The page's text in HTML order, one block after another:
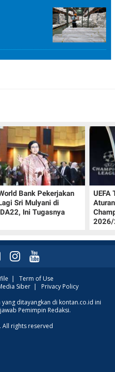
Bank Pekerjakan
Sri Mulyani di
Ini Tugasnya
UEFA
2026/
| Term of Use
Siber| Privacy Policy
ditayangkan di kontan.co.id ini
Pemimpin Redaksi.
All rights reserved